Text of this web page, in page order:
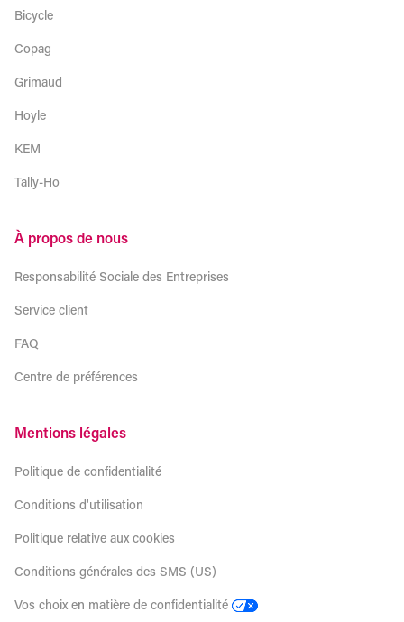
Bicycle
Copag
Grimaud
Hoyle
KEM
Tally-Ho
À propos de nous
Responsabilité Sociale des Entreprises
Service client
FAQ
Centre de préférences
Mentions légales
Politique de confidentialité
Conditions d'utilisation
Politique relative aux cookies
Conditions générales des SMS (US)
Vos choix en matière de confidentialité